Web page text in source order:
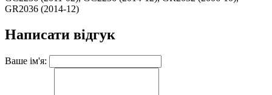
GR2036 (2014-12)
Написати відгук
Ваше ім'я: